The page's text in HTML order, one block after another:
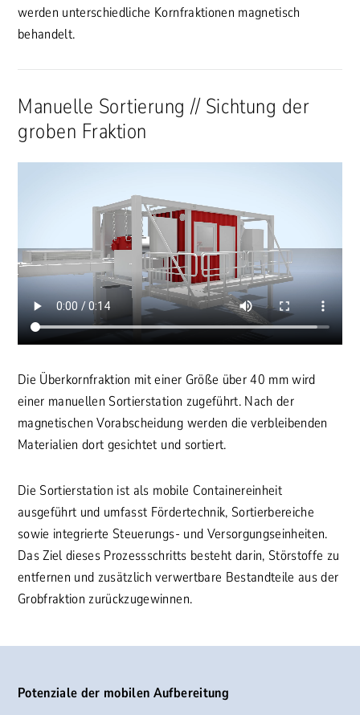
werden unterschiedliche Kornfraktionen magnetisch
behandelt.
Manuelle Sortierung // Sichtung der
groben Fraktion
Die Überkornfraktion mit einer Größe über 40 mm wird
einer manuellen Sortierstation zugeführt. Nach der
magnetischen Vorabscheidung werden die verbleibenden
Materialien dort gesichtet und sortiert.
Die Sortierstation ist als mobile Containereinheit
ausgeführt und umfasst Fördertechnik, Sortierbereiche
sowie integrierte Steuerungs- und Versorgungseinheiten.
Das Ziel dieses Prozessschritts besteht darin, Störstoffe zu
entfernen und zusätzlich verwertbare Bestandteile aus der
Grobfraktion zurückzugewinnen.
Potenziale der mobilen Aufbereitung